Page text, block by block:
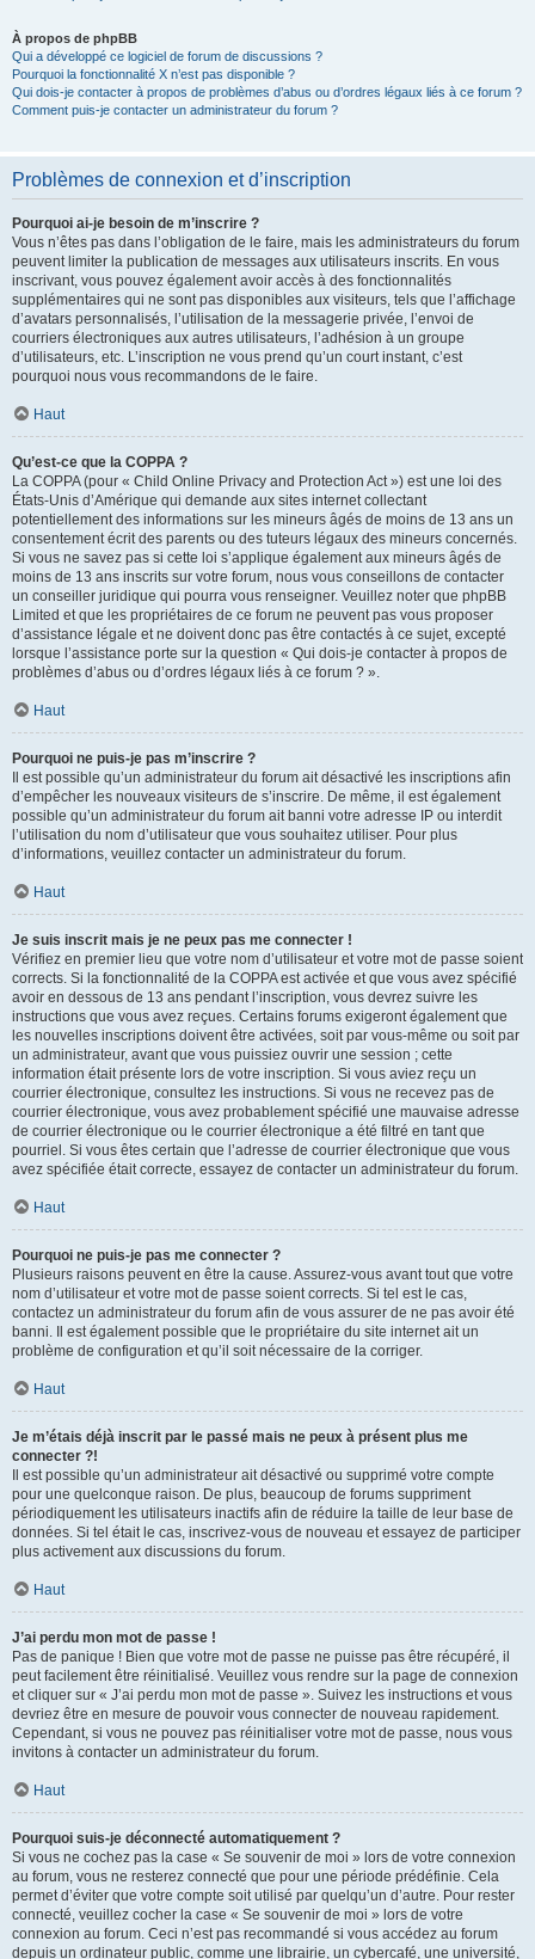
À propos de phpBB
Qui a développé ce logiciel de forum de discussions ?
Pourquoi la fonctionnalité X n’est pas disponible ?
Qui dois-je contacter à propos de problèmes d’abus ou d’ordres légaux liés à ce forum ?
Comment puis-je contacter un administrateur du forum ?
Problèmes de connexion et d’inscription
Pourquoi ai-je besoin de m’inscrire ?
Vous n’êtes pas dans l’obligation de le faire, mais les administrateurs du forum
peuvent limiter la publication de messages aux utilisateurs inscrits. En vous
inscrivant, vous pouvez également avoir accès à des fonctionnalités
supplémentaires qui ne sont pas disponibles aux visiteurs, tels que l’affichage
d’avatars personnalisés, l’utilisation de la messagerie privée, l’envoi de
courriers électroniques aux autres utilisateurs, l’adhésion à un groupe
d’utilisateurs, etc. L’inscription ne vous prend qu’un court instant, c’est
pourquoi nous vous recommandons de le faire.
Haut
Qu’est-ce que la COPPA ?
La COPPA (pour « Child Online Privacy and Protection Act ») est une loi des
États-Unis d’Amérique qui demande aux sites internet collectant
potentiellement des informations sur les mineurs âgés de moins de 13 ans un
consentement écrit des parents ou des tuteurs légaux des mineurs concernés.
Si vous ne savez pas si cette loi s’applique également aux mineurs âgés de
moins de 13 ans inscrits sur votre forum, nous vous conseillons de contacter
un conseiller juridique qui pourra vous renseigner. Veuillez noter que phpBB
Limited et que les propriétaires de ce forum ne peuvent pas vous proposer
d’assistance légale et ne doivent donc pas être contactés à ce sujet, excepté
lorsque l’assistance porte sur la question « Qui dois-je contacter à propos de
problèmes d’abus ou d’ordres légaux liés à ce forum ? ».
Haut
Pourquoi ne puis-je pas m’inscrire ?
Il est possible qu’un administrateur du forum ait désactivé les inscriptions afin
d’empêcher les nouveaux visiteurs de s’inscrire. De même, il est également
possible qu’un administrateur du forum ait banni votre adresse IP ou interdit
l’utilisation du nom d’utilisateur que vous souhaitez utiliser. Pour plus
d’informations, veuillez contacter un administrateur du forum.
Haut
Je suis inscrit mais je ne peux pas me connecter !
Vérifiez en premier lieu que votre nom d’utilisateur et votre mot de passe soient
corrects. Si la fonctionnalité de la COPPA est activée et que vous avez spécifié
avoir en dessous de 13 ans pendant l’inscription, vous devrez suivre les
instructions que vous avez reçues. Certains forums exigeront également que
les nouvelles inscriptions doivent être activées, soit par vous-même ou soit par
un administrateur, avant que vous puissiez ouvrir une session ; cette
information était présente lors de votre inscription. Si vous aviez reçu un
courrier électronique, consultez les instructions. Si vous ne recevez pas de
courrier électronique, vous avez probablement spécifié une mauvaise adresse
de courrier électronique ou le courrier électronique a été filtré en tant que
pourriel. Si vous êtes certain que l’adresse de courrier électronique que vous
avez spécifiée était correcte, essayez de contacter un administrateur du forum.
Haut
Pourquoi ne puis-je pas me connecter ?
Plusieurs raisons peuvent en être la cause. Assurez-vous avant tout que votre
nom d’utilisateur et votre mot de passe soient corrects. Si tel est le cas,
contactez un administrateur du forum afin de vous assurer de ne pas avoir été
banni. Il est également possible que le propriétaire du site internet ait un
problème de configuration et qu’il soit nécessaire de la corriger.
Haut
Je m’étais déjà inscrit par le passé mais ne peux à présent plus me
connecter ?!
Il est possible qu’un administrateur ait désactivé ou supprimé votre compte
pour une quelconque raison. De plus, beaucoup de forums suppriment
périodiquement les utilisateurs inactifs afin de réduire la taille de leur base de
données. Si tel était le cas, inscrivez-vous de nouveau et essayez de participer
plus activement aux discussions du forum.
Haut
J’ai perdu mon mot de passe !
Pas de panique ! Bien que votre mot de passe ne puisse pas être récupéré, il
peut facilement être réinitialisé. Veuillez vous rendre sur la page de connexion
et cliquer sur « J’ai perdu mon mot de passe ». Suivez les instructions et vous
devriez être en mesure de pouvoir vous connecter de nouveau rapidement.
Cependant, si vous ne pouvez pas réinitialiser votre mot de passe, nous vous
invitons à contacter un administrateur du forum.
Haut
Pourquoi suis-je déconnecté automatiquement ?
Si vous ne cochez pas la case « Se souvenir de moi » lors de votre connexion
au forum, vous ne resterez connecté que pour une période prédéfinie. Cela
permet d’éviter que votre compte soit utilisé par quelqu’un d’autre. Pour rester
connecté, veuillez cocher la case « Se souvenir de moi » lors de votre
connexion au forum. Ceci n’est pas recommandé si vous accédez au forum
depuis un ordinateur public, comme une librairie, un cybercafé, une université,